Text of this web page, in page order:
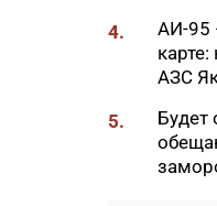
13:31
В
13:22
4.
АИ-95
АЗС
5.
Будет